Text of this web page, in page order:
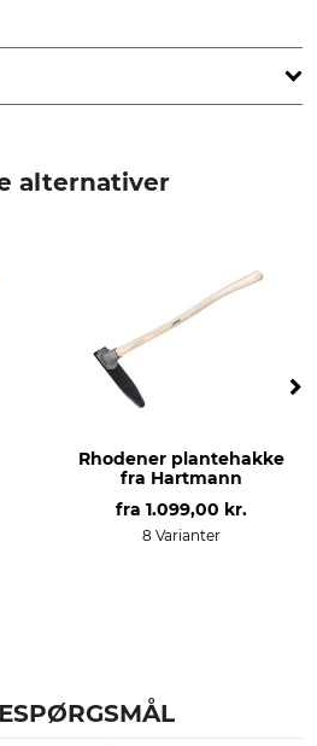
og Pflanzmeister aluminium
alternativer
Rhodener plantehakke
fra Hartmann
fra 1.099,00 kr.
8 Varianter